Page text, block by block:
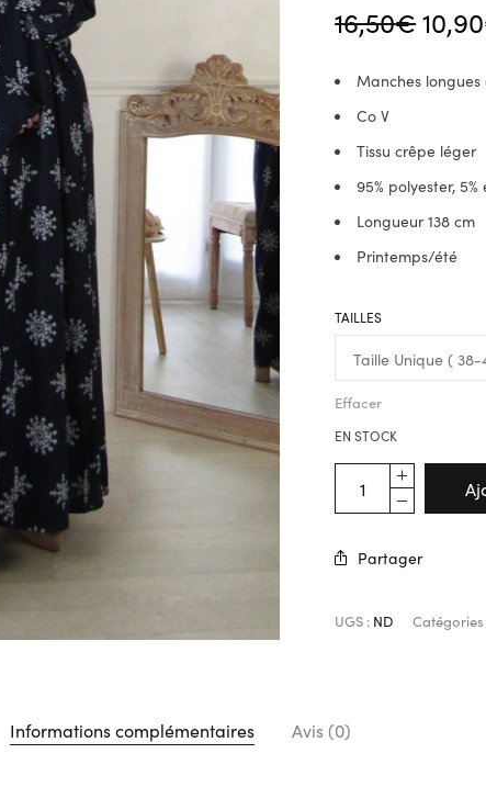
16,50€Le
initial
était
10,90
Manches
Co V
Tissu crêpe léger
95% polyester,
Longueur 138 cm
Printemps/été
TAILLES
Effacer
EN STOCK
Partager
UGS : ND Catégories
Informations complémentaires Avis (0)